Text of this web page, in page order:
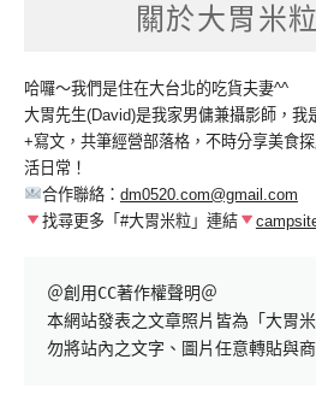
關於大胃米
哈囉～我們是住在大台北的吃貨夫妻^^
大胃先生(David)是我家男傭兼攝影師，我
+寫文，共筆經營部落格，不時分享美食
活日常！
合作聯絡： dm0520.com@gmail.com
找尋更多「#大胃米粒」連結
＠創用CC著作權聲明＠
本網站發表之文章照片皆為「大胃
勿將站內之文字、圖片任意轉貼與